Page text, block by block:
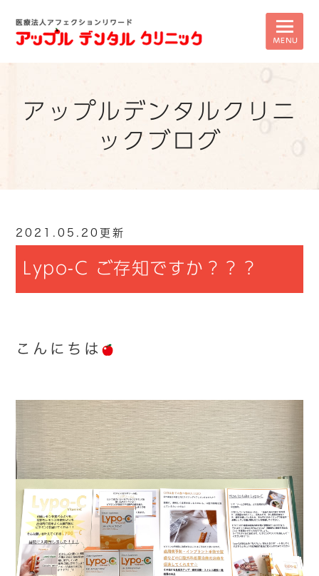
アップルデンタルクリニ
ックブログ
2021.05.20更新
Lypo-C ご存知ですか？？？
こんにちは